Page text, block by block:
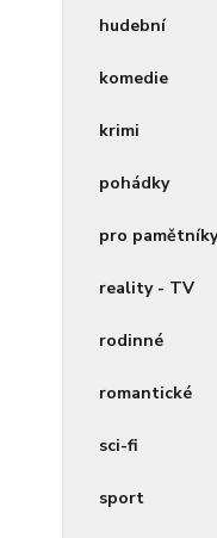
hudební
komedie
krimi
pohádky
pro pamětníky
reality - TV
rodinné
romantické
sci-fi
sport